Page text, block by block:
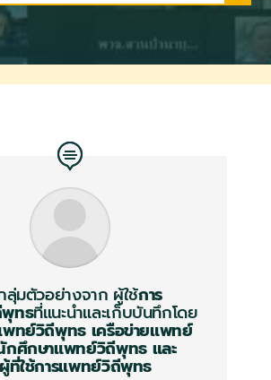
มตัวอย่างจาก ผู้ใช้การ
ทธที่แนะนำและเก็บบันทึกโดย
พทย์วิถีพุทธ เครือข่ายแพทย์
กศึกษาแพทย์วิถีพุทธ และ
ที่ใช้การแพทย์วิถีพุทธ